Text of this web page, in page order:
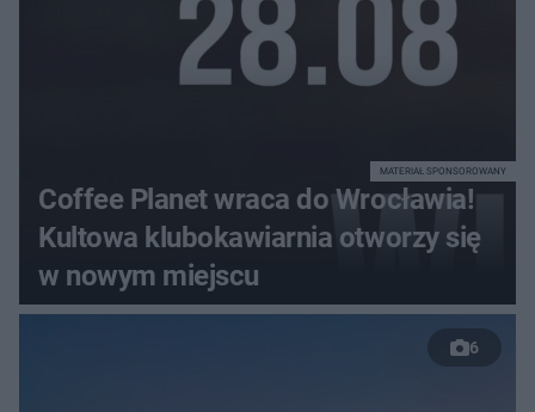
Coffee Planet wraca do Wrocławia!
Kultowa klubokawiarnia otworzy się
w nowym miejscu
MATERIAŁ SPONSOROWANY
6